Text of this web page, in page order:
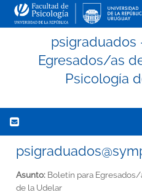
psigraduados
Egresados/as
Psicología
Asunto: Boletín para
de la Udelar